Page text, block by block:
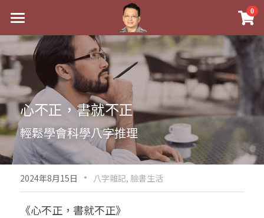
0
最新消息
關於我
實體經營
手工印鑑
五行八字學
後天派陽宅
Blog
黃金會員專區
八字雜記
試閱專區
Podcast聽書
線上學苑
心不正，書就不正
輕鬆學會科學八字推理
2024年8月15日 · 八字雜記, 臉書生活
《心不正，書就不正》
×
商品分類
八字線上完整班
科學八字推理PDF
《十神高階實戰錄》完整典藏版
1美元超值PDF